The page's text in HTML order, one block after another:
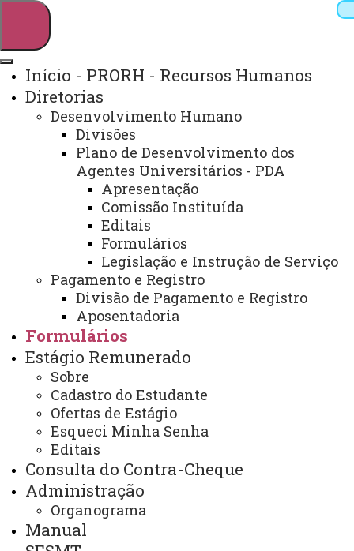
Webmail Sistemas
Telefones
Arquivo Virtual
Campus
Início - PRORH - Recursos Humanos
Diretorias
Desenvolvimento Humano
Divisões
Plano de Desenvolvimento dos
Agentes Universitários - PDA
Apresentação
Comissão Instituída
Editais
Formulários
Legislação e Instrução de Serviço
Pagamento e Registro
Divisão de Pagamento e Registro
Aposentadoria
Formulários
Estágio Remunerado
Sobre
Cadastro do Estudante
Ofertas de Estágio
Esqueci Minha Senha
Editais
Consulta do Contra-Cheque
Administração
Organograma
Manual
Início
Estágio
Remunerado
Legislação
Estadual
Manual
Alteração do Regime de Trabalho
- Docente
Arquivo.pdf
ATUALIZAÇÃO MAIS RECENTE: 08 DE ABRIL DE
2020
ACESSOS: 4325